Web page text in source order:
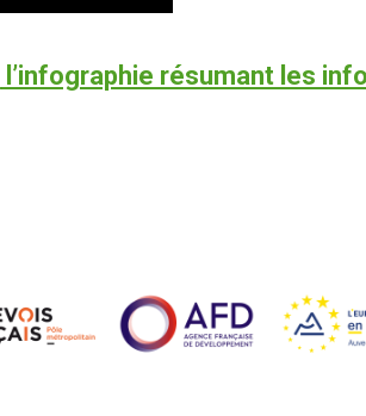
l’infographie résumant les